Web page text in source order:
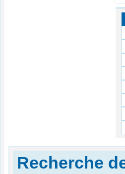
Recherche